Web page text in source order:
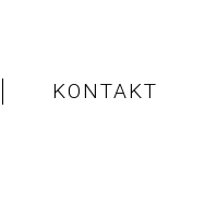
KONTAKT